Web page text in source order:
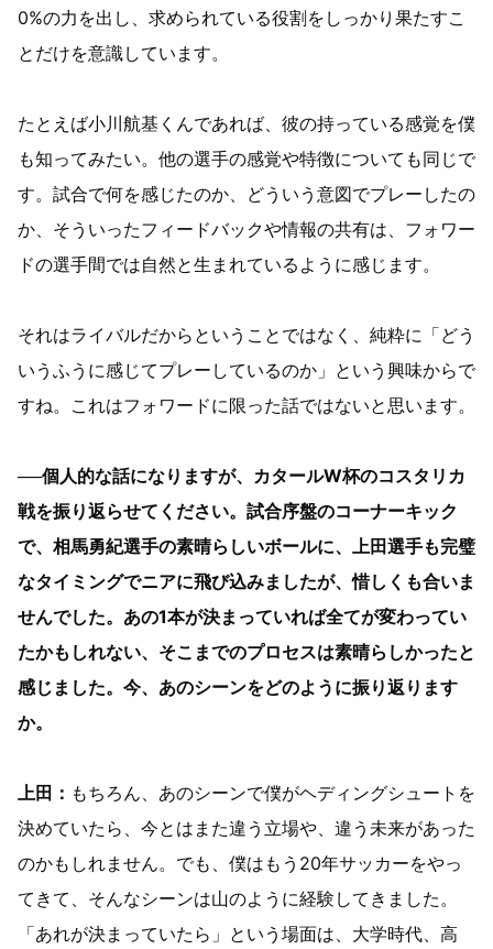
0%の力を出し、求められている役割をしっかり果たすこ
とだけを意識しています。
たとえば小川航基くんであれば、彼の持っている感覚を僕
も知ってみたい。他の選手の感覚や特徴についても同じで
す。試合で何を感じたのか、どういう意図でプレーしたの
か、そういったフィードバックや情報の共有は、フォワー
ドの選手間では自然と生まれているように感じます。
それはライバルだからということではなく、純粋に「どう
いうふうに感じてプレーしているのか」という興味からで
すね。これはフォワードに限った話ではないと思います。
──個人的な話になりますが、カタールW杯のコスタリカ
戦を振り返らせてください。試合序盤のコーナーキック
で、相馬勇紀選手の素晴らしいボールに、上田選手も完璧
なタイミングでニアに飛び込みましたが、惜しくも合いま
せんでした。あの1本が決まっていれば全てが変わってい
たかもしれない、そこまでのプロセスは素晴らしかったと
感じました。今、あのシーンをどのように振り返ります
か。
上田： もちろん、あのシーンで僕がヘディングシュートを
決めていたら、今とはまた違う立場や、違う未来があった
のかもしれません。でも、僕はもう20年サッカーをやっ
てきて、そんなシーンは山のように経験してきました。
「あれが決まっていたら」という場面は、大学時代、高